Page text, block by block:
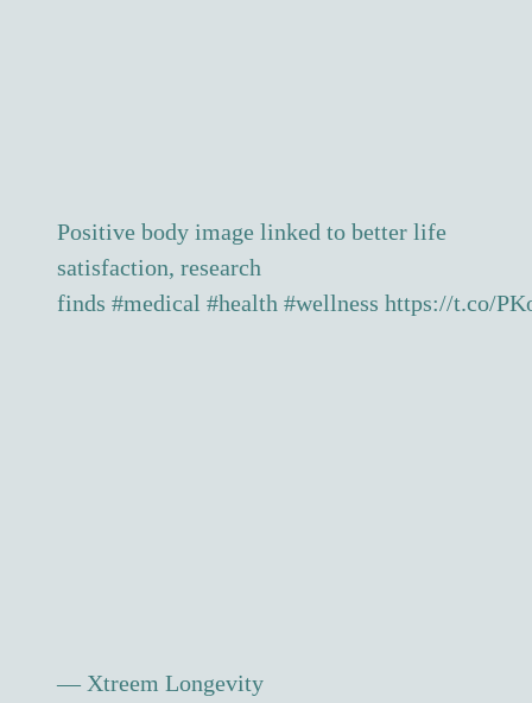
Positive body image linked to better life
satisfaction, research
finds #medical #health #wellness https://t.co/
— Xtreem Longevity